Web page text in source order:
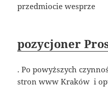
przedmiocie wesprze
pozycjoner
. Po powyższych
stron www Kraków i